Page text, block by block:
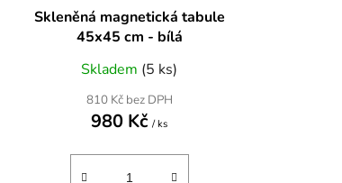
Skleněná magnetická tabule
45x45 cm - bílá
Skladem (5 ks)
810 Kč bez DPH
980 Kč/ ks